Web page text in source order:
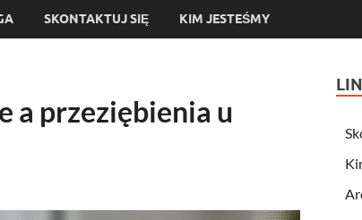
SKONTAKTUJ SIĘ KIM JESTEŚMY
a przeziębienia u